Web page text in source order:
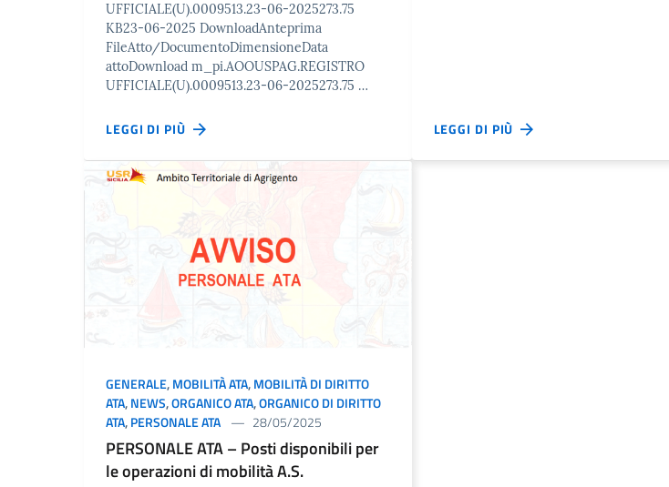
UFFICIALE(U).0009513.23-06-2025273.75
KB23-06-2025 DownloadAnteprima
FileAtto/DocumentoDimensioneData
attoDownload m_pi.AOOUSPAG.REGISTRO
UFFICIALE(U).0009513.23-06-2025273.75 …
LEGGI DI PIÙ LEGGI DI PIÙ
GENERALE,MOBILITÀ ATA,MOBILITÀ DI DIRITTO
ATA,NEWS,ORGANICO ATA,ORGANICO DI DIRITTO
ATA,PERSONALE ATA 28/05/2025
PERSONALE ATA – Posti disponibili per
le operazioni di mobilità A.S.